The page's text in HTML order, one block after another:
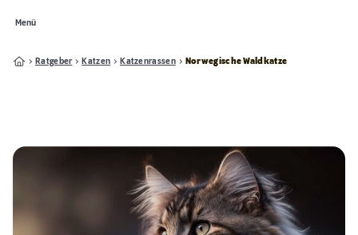
Menü
Ratgeber Katzen Katzenrassen Norwegische Waldkatze